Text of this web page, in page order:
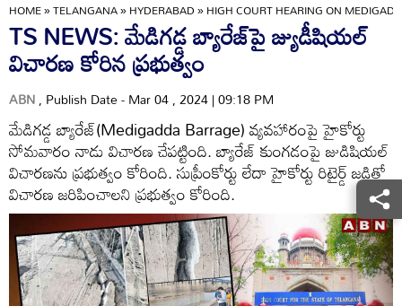
HOME»TELANGANA»HYDERABAD»HIGH COURT HEARING ON
TS NEWS: మేడిగడ్డ బ్యారేజ్‌పై జ్యుడీషియల్
విచారణ కోరిన ప్రభుత్వం
ABN, Publish Date - Mar 04 , 2024 | 09:18 PM
మేడిగడ్డ బ్యారేజ్(Medigadda Barrage) వ్యవహారంపై హైకోర్టు
సోమవారం నాడు విచారణ చేపట్టింది. బ్యారేజ్ కుంగడంపై జుడిషియల్
విచారణను ప్రభుత్వం కోరింది. సుప్రీంకోర్టు లేదా హైకోర్టు రిటైర్డ్ జడ్జితో
విచారణ జరిపించాలని ప్రభుత్వం కోరింది.